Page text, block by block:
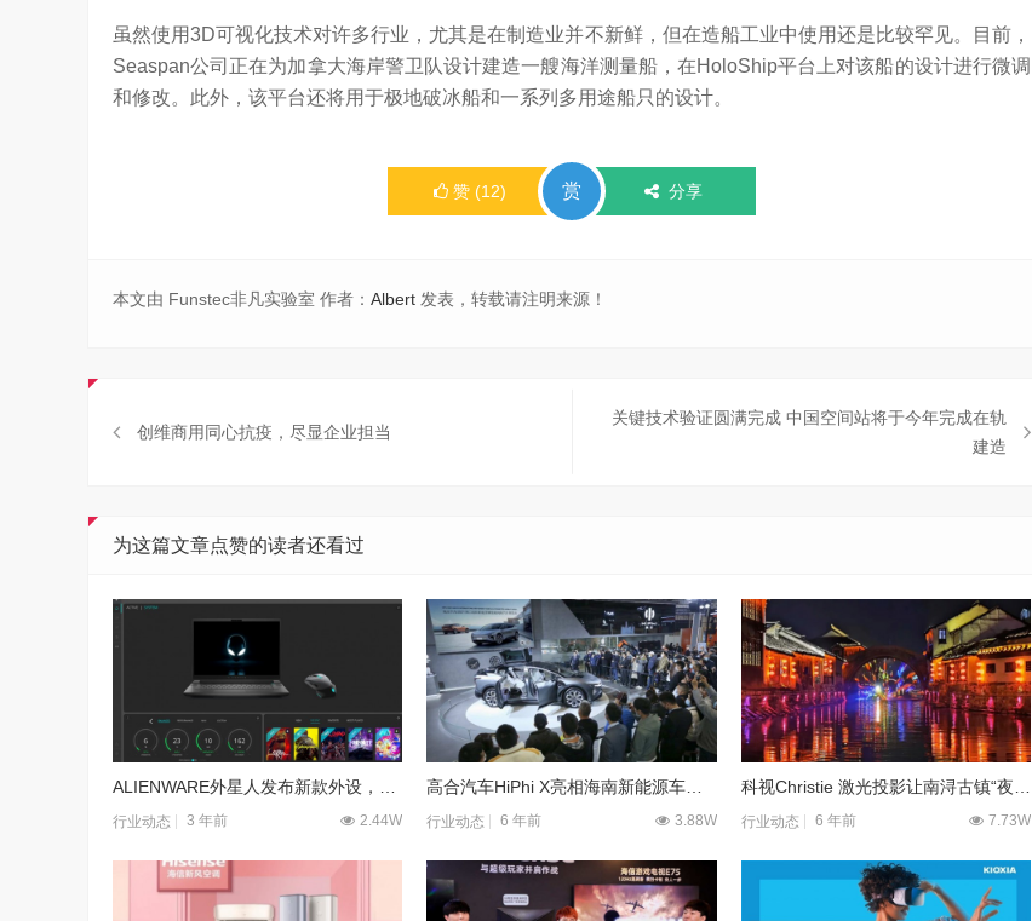
虽然使用3D可视化技术对许多行业，尤其是在制造业并不新鲜，但在造船工业中使用还是比较罕见。目前，
Seaspan公司正在为加拿大海岸警卫队设计建造一艘海洋测量船，在HoloShip平台上对该船的设计进行微调
和修改。此外，该平台还将用于极地破冰船和一系列多用途船只的设计。
赞 (12) 赏 分享
本文由 Funstec非凡实验室 作者： Albert 发表，转载请注明来源！
创维商用同心抗疫，尽显企业担当
关键技术验证圆满完成 中国空间站将于今年完成在轨
建造
为这篇文章点赞的读者还看过
行业动态 3 年前 2.44W 行业动态 6 年前 3.88W 行业动态 6 年前 7.73W